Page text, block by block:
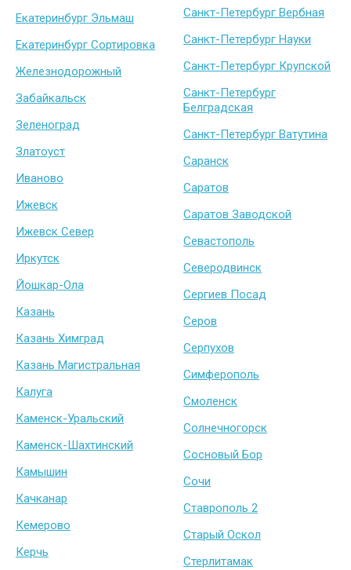
Екатеринбург Эльмаш
Екатеринбург Сортировка
Железнодорожный
Забайкальск
Зеленоград
Златоуст
Иваново
Ижевск
Ижевск Север
Иркутск
Йошкар-Ола
Казань
Казань Химград
Казань Магистральная
Калуга
Каменск-Уральский
Каменск-Шахтинский
Камышин
Качканар
Кемерово
Керчь
Санкт-Петербург Вербная
Санкт-Петербург Науки
Санкт-Петербург Крупской
Санкт-Петербург
Белградская
Санкт-Петербург Ватутина
Саранск
Саратов
Саратов Заводской
Севастополь
Северодвинск
Сергиев Посад
Серов
Серпухов
Симферополь
Смоленск
Солнечногорск
Сосновый Бор
Сочи
Ставрополь 2
Старый Оскол
Стерлитамак